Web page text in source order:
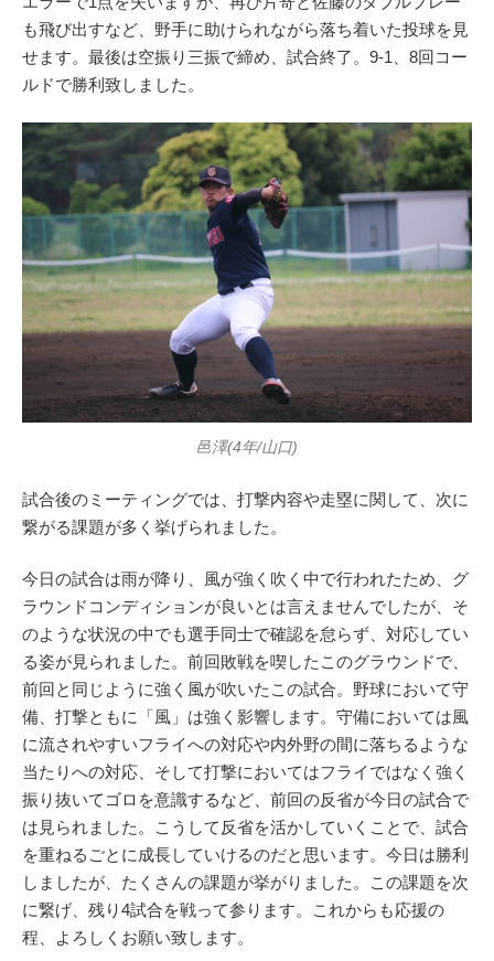
も飛び出すなど、野手に助けられながら落ち着いた投球を見
せます。最後は空振り三振で締め、試合終了。9-1、8回コー
ルドで勝利致しました。
邑澤(4年/山口)
試合後のミーティングでは、打撃内容や走塁に関して、次に
繋がる課題が多く挙げられました。
今日の試合は雨が降り、風が強く吹く中で行われたため、グ
ラウンドコンディションが良いとは言えませんでしたが、そ
のような状況の中でも選手同士で確認を怠らず、対応してい
る姿が見られました。前回敗戦を喫したこのグラウンドで、
前回と同じように強く風が吹いたこの試合。野球において守
備、打撃ともに「風」は強く影響します。守備においては風
に流されやすいフライへの対応や内外野の間に落ちるような
当たりへの対応、そして打撃においてはフライではなく強く
振り抜いてゴロを意識するなど、前回の反省が今日の試合で
は見られました。こうして反省を活かしていくことで、試合
を重ねるごとに成長していけるのだと思います。今日は勝利
しましたが、たくさんの課題が挙がりました。この課題を次
に繋げ、残り4試合を戦って参ります。これからも応援の
程、よろしくお願い致します。